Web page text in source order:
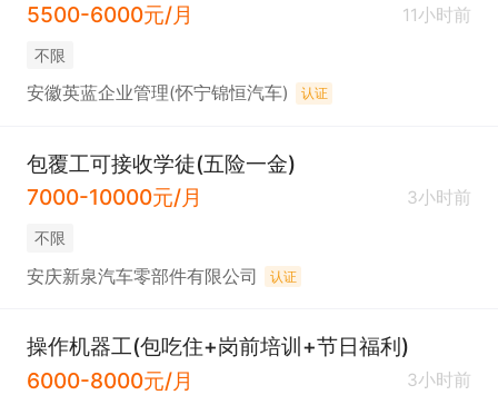
5500-6000元/月
11小时前
不限
安徽英蓝企业管理(怀宁锦恒汽车) 认证
包覆工可接收学徒(五险一金)
7000-10000元/月
3小时前
不限
安庆新泉汽车零部件有限公司 认证
操作机器工(包吃住+岗前培训+节日福利)
6000-8000元/月
3小时前